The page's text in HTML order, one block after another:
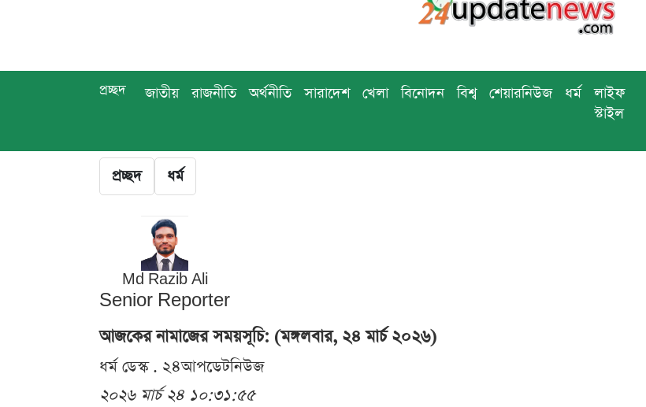
প্রচ্ছদ জাতীয় রাজনীতি অর্থনীতি সারাদেশ খেলা বিনোদন বিশ্ব শেয়ারনিউজ ধর্ম
লাইফ
স্টাইল
প্রচ্ছদ ধর্ম
Md Razib Ali
Senior Reporter
আজকের নামাজের সময়সূচি: (মঙ্গলবার, ২৪ মার্চ ২০২৬)
ধর্ম ডেস্ক . ২৪আপডেটনিউজ
২০২৬ মার্চ ২৪ ১০:৩১:৫৫